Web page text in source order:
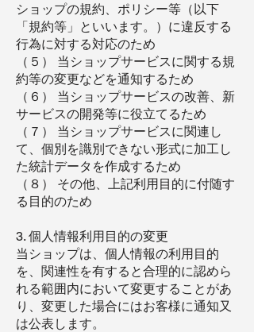
ショップの規約、ポリシー等（以下
「規約等」といいます。）に違反する
行為に対する対応のため
（５） 当ショップサービスに関する規
約等の変更などを通知するため
（６） 当ショップサービスの改善、新
サービスの開発等に役立てるため
（７） 当ショップサービスに関連し
て、個別を識別できない形式に加工し
た統計データを作成するため
（８） その他、上記利用目的に付随す
る目的のため
3. 個人情報利用目的の変更
当ショップは、個人情報の利用目的
を、関連性を有すると合理的に認めら
れる範囲内において変更することがあ
り、変更した場合にはお客様に通知又
は公表します。